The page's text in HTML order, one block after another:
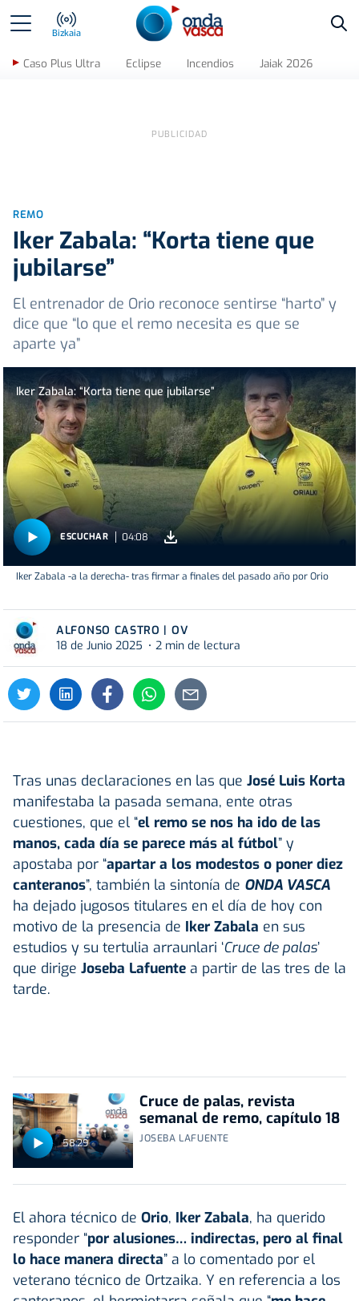
Bizkaia
Caso Plus Ultra Eclipse Incendios Jaiak 2026
REMO
Iker Zabala: “Korta tiene que
jubilarse”
El entrenador de Orio reconoce sentirse “harto” y
dice que “lo que el remo necesita es que se
aparte ya”
Iker Zabala: “Korta tiene que jubilarse”
ESCUCHAR 04:08
Iker Zabala -a la derecha- tras firmar a finales del pasado año por Orio
ALFONSO CASTRO | OV
18 de Junio 2025
2 min de lectura
Tras unas declaraciones en las que José Luis Korta
manifestaba la pasada semana, ente otras
cuestiones, que el “el remo se nos ha ido de las
manos, cada día se parece más al fútbol” y
apostaba por “apartar a los modestos o poner diez
canteranos”, también la sintonía de ONDA VASCA
ha dejado jugosos titulares en el día de hoy con
motivo de la presencia de Iker Zabala en sus
estudios y su tertulia arraunlari ‘Cruce de palas’
que dirige Joseba Lafuente a partir de las tres de la
tarde.
58:29
Cruce de palas, revista
semanal de remo, capítulo 18
JOSEBA LAFUENTE
El ahora técnico de Orio, Iker Zabala, ha querido
responder “por alusiones… indirectas, pero al final
lo hace manera directa” a lo comentado por el
veterano técnico de Ortzaika. Y en referencia a los